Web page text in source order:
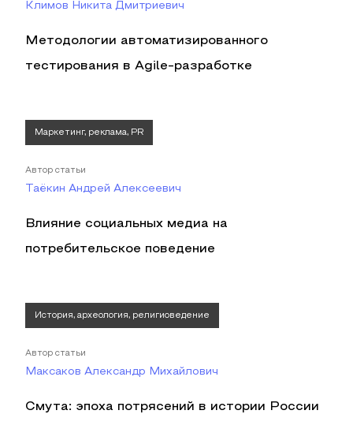
Климов Никита Дмитриевич
Методологии автоматизированного
тестирования в Agile-разработке
Маркетинг, реклама, PR
Автор статьи
Таёкин Андрей Алексеевич
Влияние социальных медиа на
потребительское поведение
История, археология, религиоведение
Автор статьи
Максаков Александр Михайлович
Смута: эпоха потрясений в истории России